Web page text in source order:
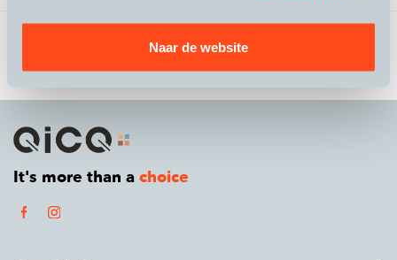
Naar de website
It's more than a choice